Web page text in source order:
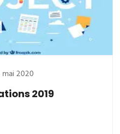
mai 2020
2019